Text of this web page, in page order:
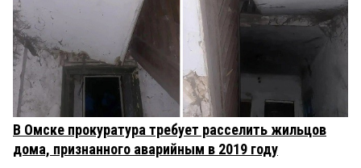
В Омске прокуратура требует расселить жильцов
дома, признанного аварийным в 2019 году